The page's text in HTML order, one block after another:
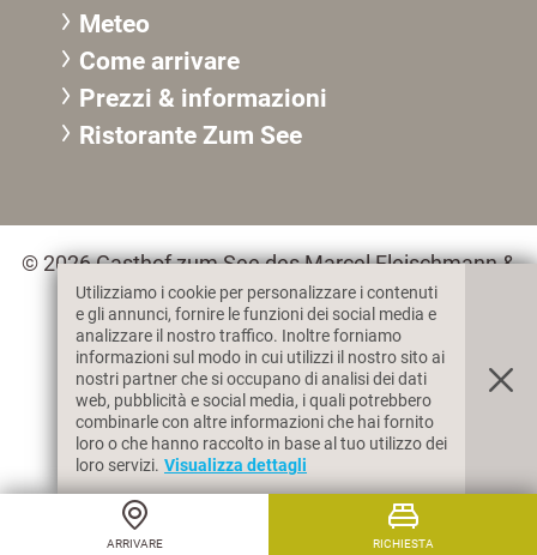
Meteo
Come arrivare
Prezzi & informazioni
Ristorante Zum See
© 2026 Gasthof zum See des Marcel Fleischmann &
Co. KG, MwSt. IT02359360217
Colophon Privacy & Cookies
produced by
Utilizziamo i cookie per personalizzare i contenuti
e gli annunci, fornire le funzioni dei social media e
analizzare il nostro traffico. Inoltre forniamo
informazioni sul modo in cui utilizzi il nostro sito ai
nostri partner che si occupano di analisi dei dati
web, pubblicità e social media, i quali potrebbero
combinarle con altre informazioni che hai fornito
loro o che hanno raccolto in base al tuo utilizzo dei
loro servizi. Visualizza dettagli
ARRIVARE RICHIESTA